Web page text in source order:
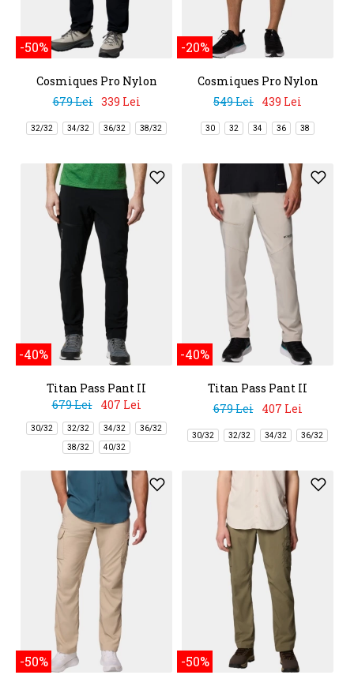
-50%
Cosmiques Pro Nylon
Pant
679 Lei 339 Lei
32/32 34/32 36/32 38/32
-20%
Cosmiques Pro Nylon
Short
549 Lei 439 Lei
30 32 34 36 38
-40%
Titan Pass Pant II
679 Lei
407 Lei
30/32 32/32 34/32 36/32
38/32 40/32
-40%
Titan Pass Pant II
679 Lei
407 Lei
30/32 32/32 34/32 36/32
-50% -50%